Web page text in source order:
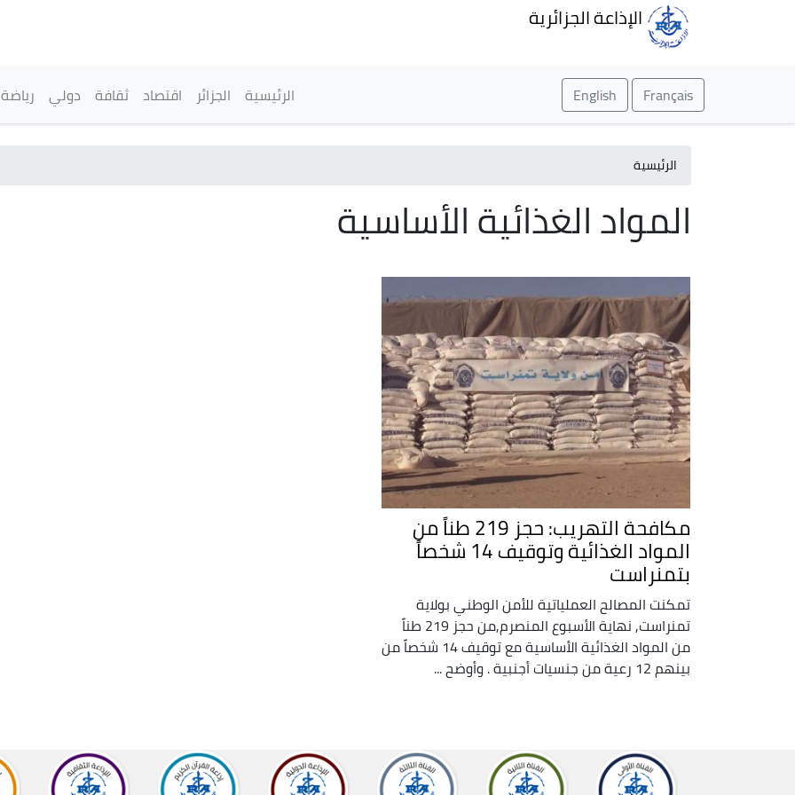
الإذاعة الجزائرية
Français
English القائمة الرئيسية
الرئيسية الجزائر اقتصاد ثقافة دولي رياضة
الرئيسية
المواد الغذائية الأساسية
مكافحة التهريب: حجز 219 طناً من
المواد الغذائية وتوقيف 14 شخصاً
بتمنراست
تمكنت المصالح العملياتية للأمن الوطني بولاية
تمنراست, نهاية الأسبوع المنصرم,من حجز 219 طناً
من المواد الغذائية الأساسية مع توقيف 14 شخصاً من
بينهم 12 رعية من جنسيات أجنبية . وأوضح ...